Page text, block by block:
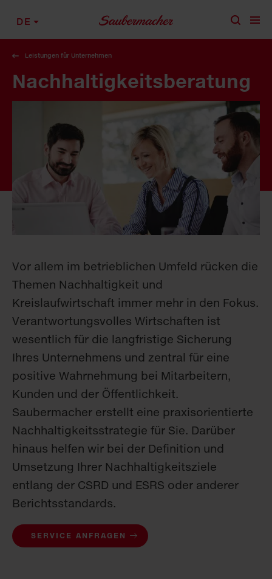
DE
Leistungen für Unternehmen
Nachhaltigkeits­beratung
Vor allem im betrieblichen Umfeld rücken die
Themen Nachhaltigkeit und
Kreislaufwirtschaft immer mehr in den Fokus.
Verantwortungsvolles Wirtschaften ist
wesentlich für die langfristige Sicherung
Ihres Unternehmens und zentral für eine
positive Wahrnehmung bei Mitarbeitern,
Kunden und der Öffentlichkeit.
Saubermacher erstellt eine praxisorientierte
Nachhaltigkeitsstrategie für Sie. Darüber
hinaus helfen wir bei der Definition und
Umsetzung Ihrer Nachhaltigkeitsziele
entlang der CSRD und ESRS oder anderer
Berichtsstandards.
SERVICE ANFRAGEN